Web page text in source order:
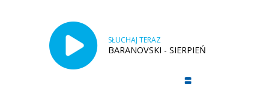
SŁUCHAJ TERAZ
BARANOVSKI - SIERPIEŃ